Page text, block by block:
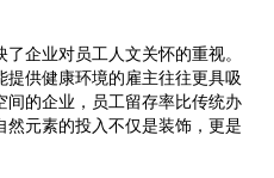
企业对员工人文关怀的重视。
供健康环境的雇主往往更具吸
间的企业，员工留存率比传统办
元素的投入不仅是装饰，更是